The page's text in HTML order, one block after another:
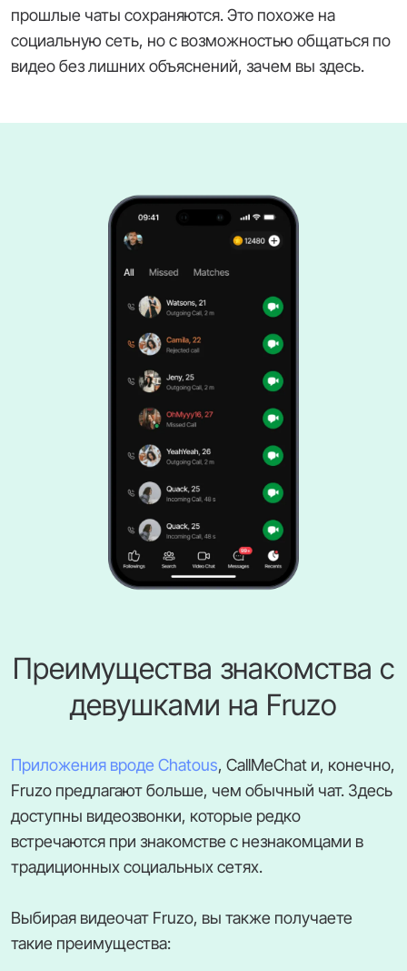
прошлые чаты сохраняются. Это похоже на
социальную сеть, но с возможностью общаться по
видео без лишних объяснений, зачем вы здесь.
Преимущества знакомства с
девушками на Fruzo
Приложения вроде Chatous, CallMeChat и, конечно,
Fruzo предлагают больше, чем обычный чат. Здесь
доступны видеозвонки, которые редко
встречаются при знакомстве с незнакомцами в
традиционных социальных сетях.
Выбирая видеочат Fruzo, вы также получаете
такие преимущества: